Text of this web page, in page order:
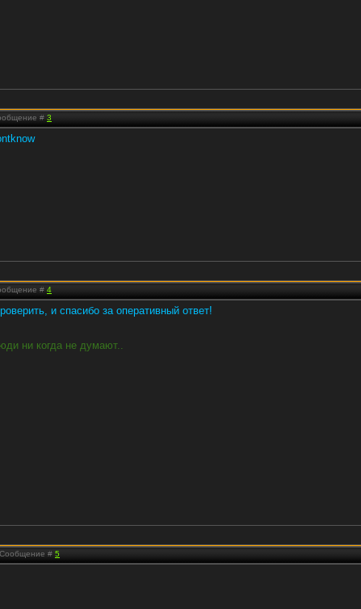
# 3
# 4
и спасибо за оперативный ответ!
ни когда не думают..
# 5